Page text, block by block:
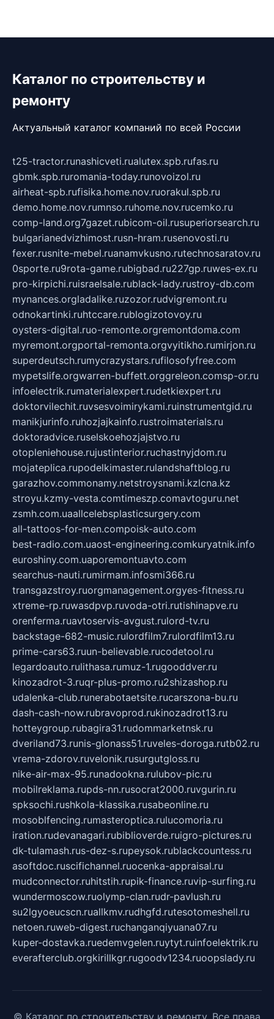
Каталог по строительству и
ремонту
Актуальный каталог компаний по всей России
t25-tractor.runashicveti.rualutex.spb.rufas.ru
gbmk.spb.ruromania-today.runovoizol.ru
airheat-spb.rufisika.home.nov.ruorakul.spb.ru
demo.home.nov.rumnso.ruhome.nov.rucemko.ru
comp-land.org7gazet.rubicom-oil.rusuperiorsearch.ru
bulgarianedvizhimost.rusn-hram.rusenovosti.ru
fexer.rusnite-mebel.ruanamvkusno.rutechnosaratov.ru
0sporte.ru9rota-game.rubigbad.ru227gp.ruwes-ex.ru
pro-kirpichi.ruisraelsale.rublack-lady.rustroy-db.com
mynances.orgladalike.ruzozor.rudvigremont.ru
odnokartinki.ruhtccare.rublogizotovoy.ru
oysters-digital.ruo-remonte.orgremontdoma.com
myremont.orgportal-remonta.orgvyitikho.rumirjon.ru
superdeutsch.rumycrazystars.rufilosofyfree.com
mypetslife.orgwarren-buffett.orggreleon.comsp-or.ru
infoelectrik.rumaterialexpert.rudetkiexpert.ru
doktorvilechit.ruvsesvoimirykami.ruinstrumentgid.ru
manikjurinfo.ruhozjajkainfo.rustroimaterials.ru
doktoradvice.ruselskoehozjajstvo.ru
otopleniehouse.rujustinterior.ruchastnyjdom.ru
mojateplica.rupodelkimaster.rulandshaftblog.ru
garazhov.commonamy.netstroysnami.kzlcna.kz
stroyu.kzmy-vesta.comtimeszp.comavtoguru.net
zsmh.com.uaallcelebsplasticsurgery.com
all-tattoos-for-men.compoisk-auto.com
best-radio.com.uaost-engineering.comkuryatnik.info
euroshiny.com.uaporemontuavto.com
searchus-nauti.rumirmam.infosmi366.ru
transgazstroy.ruorgmanagement.orgyes-fitness.ru
xtreme-rp.ruwasdpvp.ruvoda-otri.rutishinapve.ru
orenferma.ruavtoservis-avgust.rulord-tv.ru
backstage-682-music.rulordfilm7.rulordfilm13.ru
prime-cars63.ruun-believable.rucodetool.ru
legardoauto.rulithasa.rumuz-1.rugooddver.ru
kinozadrot-3.ruqr-plus-promo.ru2shizashop.ru
udalenka-club.runerabotaetsite.rucarszona-bu.ru
dash-cash-now.rubravoprod.rukinozadrot13.ru
hotteygroup.rubagira31.rudommarketnsk.ru
dveriland73.runis-glonass51.ruveles-doroga.rutb02.ru
vrema-zdorov.ruvelonik.rusurgutgloss.ru
nike-air-max-95.runadookna.rulubov-pic.ru
mobilreklama.rupds-nn.rusocrat2000.ruvgurin.ru
spksochi.rushkola-klassika.rusabeonline.ru
mosoblfencing.rumasteroptica.rulucomoria.ru
iration.rudevanagari.rubiblioverde.ruigro-pictures.ru
dk-tulamash.rus-dez-s.rupeysok.rublackcountess.ru
asoftdoc.ruscifichannel.ruocenka-appraisal.ru
mudconnector.ruhitstih.rupik-finance.ruvip-surfing.ru
wundermoscow.ruolymp-clan.rudr-pavlush.ru
su2lgyoeucscn.ruallkmv.rudhgfd.rutesotomeshell.ru
netoen.ruweb-digest.ruchanganqiyuana07.ru
kuper-dostavka.ruedemvgelen.ruytyt.ruinfoelektrik.ru
everafterclub.orgkirillkgr.rugoodv1234.ruoopslady.ru
© Каталог по строительству и ремонту. Все права